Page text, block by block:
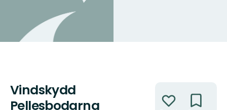
Vindskydd
Pellesbodarna